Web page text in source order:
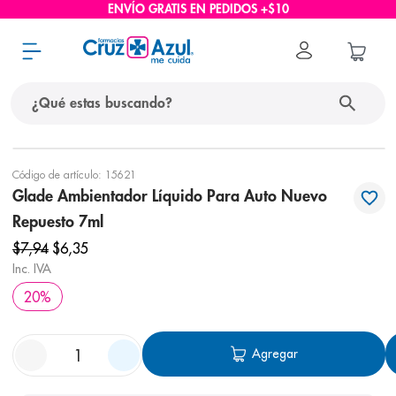
ENVÍO GRATIS EN PEDIDOS +$10
Código de artículo: 15621
Glade Ambientador Líquido Para Auto Nuevo
Repuesto 7ml
$7,94 $6,35
Inc. IVA
20%
Agregar
términos más buscados
1. protector solar
2. pañales
3. eucerin
4. cerave
bioderma